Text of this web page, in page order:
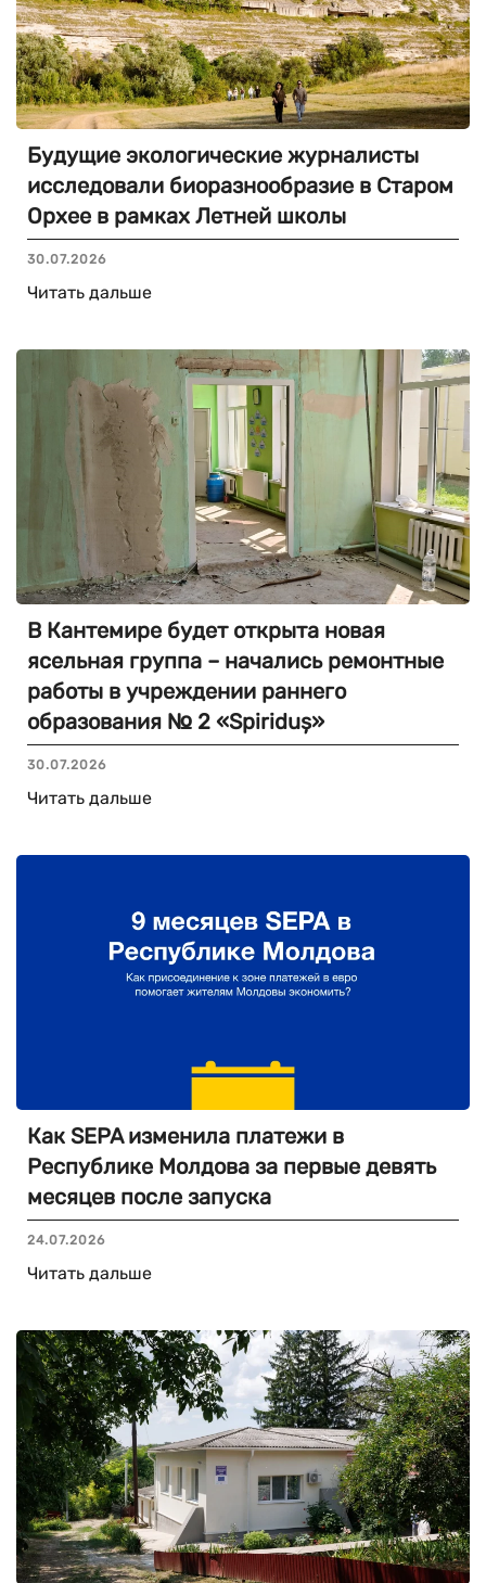
Будущие экологические журналисты
исследовали биоразнообразие в Старом
Орхее в рамках Летней школы
30.07.2026
Читать дальше
В Кантемире будет открыта новая
ясельная группа – начались ремонтные
работы в учреждении раннего
образования № 2 «Spiriduș»
30.07.2026
Читать дальше
Как SEPA изменила платежи в
Республике Молдова за первые девять
месяцев после запуска
24.07.2026
Читать дальше